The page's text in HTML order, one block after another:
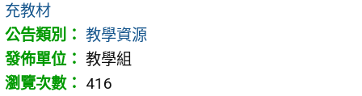
充教材
教學資源
教學組
416